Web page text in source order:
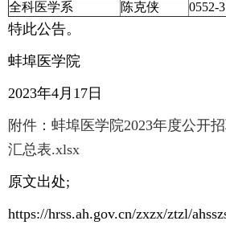
全科医学系
陈克侠 0552-
特此公告。
蚌埠医学院
2023年4月17日
附件：蚌埠医学院2023年度公开
汇总表.xlsx
原文出处;
https://hrss.ah.gov.cn/zxzx/ztzl/